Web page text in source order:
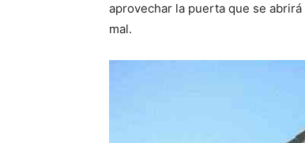
aprovechar la puerta que se
mal.